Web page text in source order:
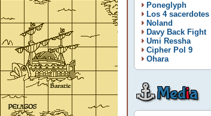
Poneglyph
Los 4 sacerdotes
Noland
Davy Back Fight
Umi Ressha
Cipher Pol 9
Ohara
Media